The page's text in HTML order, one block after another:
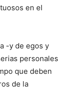
en el
-y de egos y
personales
que deben
de la